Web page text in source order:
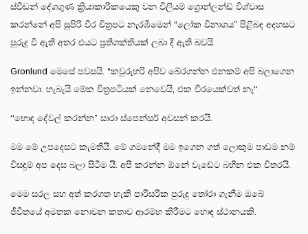
ස්වීඩන් දේශගුණ ක්‍රියාකාරිකයෙකු වන විලියම් ග්‍රොන්ලන්ඩ් විශ්වාස
කරන්නේ අපි සුපිරි වීර චිත්‍රපට නැරඹීමෙන් “ලෝක විනාශය” පිළිබඳ අදහසට
පුරුදු වී ඇති අතර එයට ප්‍රතිශක්තියක් ලබා දී ඇති බවයි.
Gronlund මෙසේ පවසයි. “කවුරුහරි අපිව බේරගන්න එනකම් අපි බලාගෙන
ඉන්නවා. හැබැයි මේක චිත්‍රපටියක් නෙවෙයි, එක වීරයෙක්වත් නෑ‘‘
‘‘හොඳ දේවල් කරන්න” සාරා ස්පෙන්සර් අවසන් කරයි.
මම මේ උපදෙසට කැමතියි. මේ ගමනේදී මම ඉගෙන ගත් ලොකුම පාඩම නම්
විසඳුම් අප දෙස බලා සිටීම යි. අපි කරන්න ඕනේ වැඩේට බහින එක විතරයි.
මෙම සරල සහ අත් කරගත හැකි පාරිසරික පුරුදු තෝරා ගැනීම ඔබේ
ජීවිතයේ අමතක නොවන කතාව ආරම්භ කිරීමට හොඳ ස්ථානයකි.